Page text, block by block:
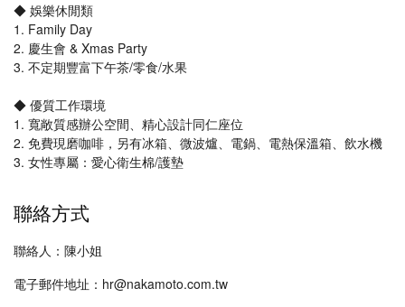
◆ 娛樂休閒類
1. Family Day
2. 慶生會 & Xmas Party
3. 不定期豐富下午茶/零食/水果
◆ 優質工作環境
1. 寬敞質感辦公空間、精心設計同仁座位
2. 免費現磨咖啡，另有冰箱、微波爐、電鍋、電熱保溫箱、飲水機
3. 女性專屬：愛心衛生棉/護墊
聯絡方式
聯絡人：陳小姐
電子郵件地址：hr@nakamoto.com.tw